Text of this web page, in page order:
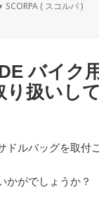
Categories
SCORPA ( スコルパ )
SCORPA ( スコルパ )
バイク
り扱いし
ドルバッグを取付
かがでしょうか？